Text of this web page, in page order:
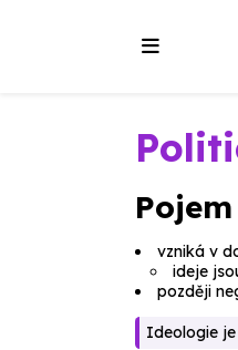
vzniká v
ideje
později
Ideologie